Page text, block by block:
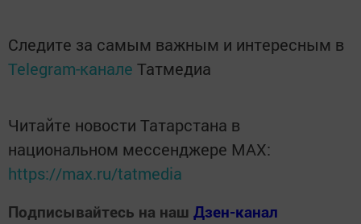
Следите за самым важным и интересным в
Telegram-канале Татмедиа
Читайте новости Татарстана в
национальном мессенджере MАХ:
https://max.ru/tatmedia
Подписывайтесь на наш Дзен-канал